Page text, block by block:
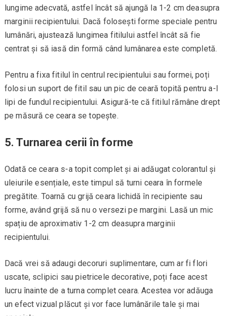
lungime adecvată, astfel încât să ajungă la 1-2 cm deasupra
marginii recipientului. Dacă folosești forme speciale pentru
lumânări, ajustează lungimea fitilului astfel încât să fie
centrat și să iasă din formă când lumânarea este completă.
Pentru a fixa fitilul în centrul recipientului sau formei, poți
folosi un suport de fitil sau un pic de ceară topită pentru a-l
lipi de fundul recipientului. Asigură-te că fitilul rămâne drept
pe măsură ce ceara se topește.
5. Turnarea cerii în forme
Odată ce ceara s-a topit complet și ai adăugat colorantul și
uleiurile esențiale, este timpul să turni ceara în formele
pregătite. Toarnă cu grijă ceara lichidă în recipiente sau
forme, având grijă să nu o versezi pe margini. Lasă un mic
spațiu de aproximativ 1-2 cm deasupra marginii
recipientului.
Dacă vrei să adaugi decoruri suplimentare, cum ar fi flori
uscate, sclipici sau pietricele decorative, poți face acest
lucru înainte de a turna complet ceara. Acestea vor adăuga
un efect vizual plăcut și vor face lumânările tale și mai